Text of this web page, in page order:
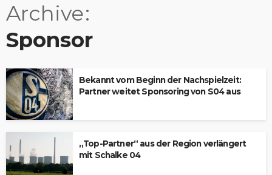
Archive
Sponsor
Bekannt vom Beginn der Nachspielzeit:
Partner weitet Sponsoring von S04 aus
„Top-Partner“ aus der Region verlängert
mit Schalke 04